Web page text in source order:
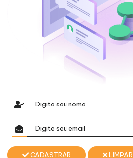
CADASTRAR LIMPAR